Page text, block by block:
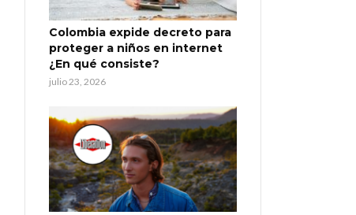
Colombia expide decreto para
proteger a niños en internet
¿En qué consiste?
julio 23, 2026